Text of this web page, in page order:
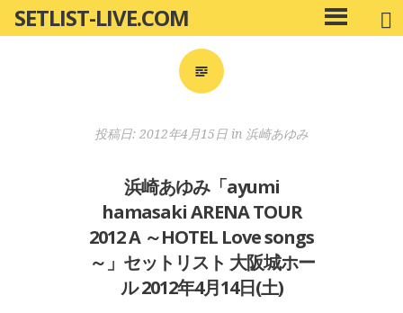
ン
SETLIST-LIVE.COM
メ
イ
投稿日: 2012年4月15日 in 浜崎あゆみ
浜崎あゆみ「ayumi
hamasaki ARENA TOUR
2012 A ～HOTEL Love songs
～」セットリスト 大阪城ホー
ル 2012年4月14日(土)